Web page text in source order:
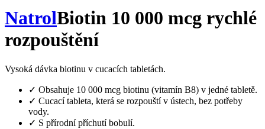
NatrolBiotin 10 000 mcg rychlé
rozpouštění
Vysoká dávka biotinu v cucacích tabletách.
✓ Obsahuje 10 000 mcg biotinu (vitamín B8) v jedné tabletě.
✓ Cucací tableta, která se rozpouští v ústech, bez potřeby
vody.
✓ S přírodní příchutí bobulí.